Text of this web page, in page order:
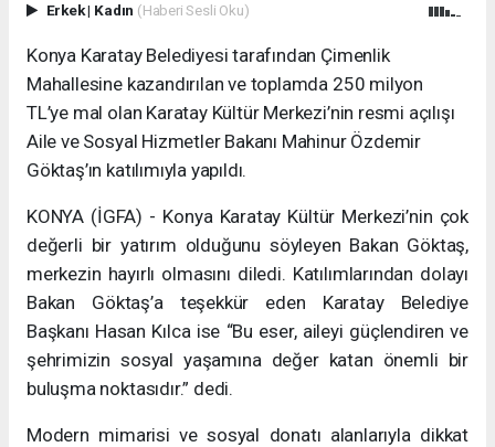
Erkek| Kadın (Haberi Sesli Oku)
Konya Karatay Belediyesi tarafından Çimenlik
Mahallesine kazandırılan ve toplamda 250 milyon
TL’ye mal olan Karatay Kültür Merkezi’nin resmi açılışı
Aile ve Sosyal Hizmetler Bakanı Mahinur Özdemir
Göktaş’ın katılımıyla yapıldı.
KONYA (İGFA) - Konya Karatay Kültür Merkezi’nin çok
değerli bir yatırım olduğunu söyleyen Bakan Göktaş,
merkezin hayırlı olmasını diledi. Katılımlarından dolayı
Bakan Göktaş’a teşekkür eden Karatay Belediye
Başkanı Hasan Kılca ise “Bu eser, aileyi güçlendiren ve
şehrimizin sosyal yaşamına değer katan önemli bir
buluşma noktasıdır.” dedi.
Modern mimarisi ve sosyal donatı alanlarıyla dikkat